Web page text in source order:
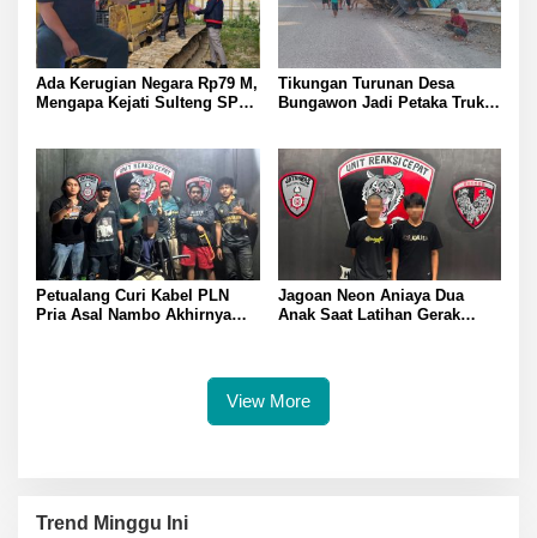
Ada Kerugian Negara Rp79 M,
Mengapa Kejati Sulteng SP3
Tikungan Turunan Desa
Bungawon Jadi Petaka Truk
Petualang Curi Kabel PLN
Pria Asal Nambo Akhirnya
Jagoan Neon Aniaya Dua
Anak Saat Latihan Gerak
View More
Trend Minggu Ini